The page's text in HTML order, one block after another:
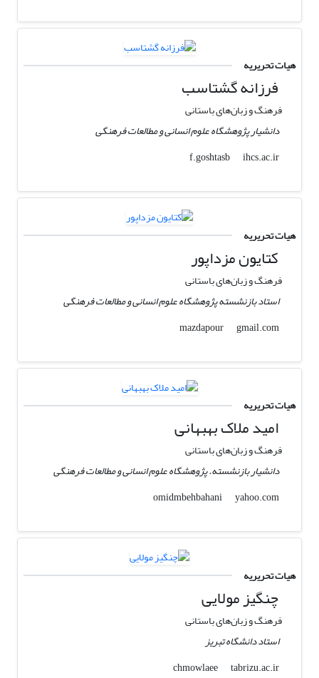
هیات تحریریه
فرزانه گشتاسب
فرهنگ و زبان‌های باستانی
دانشیار پژوهشگاه علوم انسانی و مطالعات فرهنگی
f.goshtasb
ihcs.ac.ir
هیات تحریریه
کتایون مزداپور
فرهنگ و زبان‌های باستانی
استاد بازنشسته پژوهشگاه علوم انسانی و مطالعات فرهنگی
mazdapour
gmail.com
هیات تحریریه
امید ملاک بهبهانی
فرهنگ و زبان‌های باستانی
دانشیار بازنشسته. پژوهشگاه علوم انسانی و مطالعات فرهنگی
omidmbehbahani
yahoo.com
هیات تحریریه
چنگیز مولایی
فرهنگ و زبان‌های باستانی
استاد دانشگاه تبریز
chmowlaee
tabrizu.ac.ir